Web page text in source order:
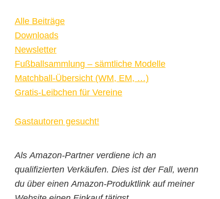
Alle Beiträge
Downloads
Newsletter
Fußballsammlung – sämtliche Modelle
Matchball-Übersicht (WM, EM, …)
Gratis-Leibchen für Vereine
Gastautoren gesucht!
Als Amazon-Partner verdiene ich an
qualifizierten Verkäufen. Dies ist der Fall, wenn
du über einen Amazon-Produktlink auf meiner